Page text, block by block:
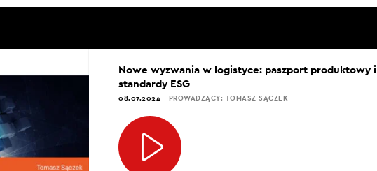
Nowe wyzwania w logistyce: paszport produktowy i
standardy ESG
08.07.2024 PROWADZĄCY: TOMASZ SĄCZEK